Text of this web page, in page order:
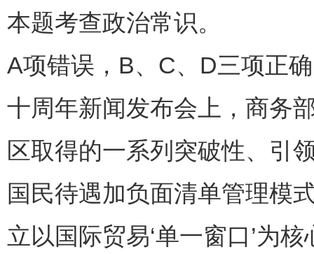
本题考查政治常识。
A项错误，B、C、D三项正
十周年新闻发布会上，商务
区取得的一系列突破性、引
国民待遇加负面清单管理模
立以国际贸易‘单一窗口’为